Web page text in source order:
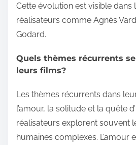
Cette évolution est visible
réalisateurs comme Agnès
Godard.
Quels thèmes récurrents
leurs films?
Les thèmes récurrents dans
l’amour, la solitude et la quête
réalisateurs explorent souvent
humaines complexes. L’amour